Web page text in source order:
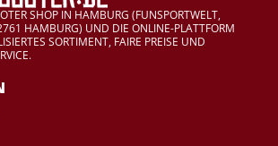
SHOP IN HAMBURG (FUNSPORTWELT,
HAMBURG) UND DIE ONLINE-PLATTFORM
SORTIMENT, FAIRE PREISE UND